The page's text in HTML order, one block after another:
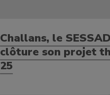
Challans, le
clôture son projet
25